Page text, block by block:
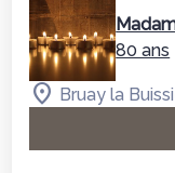
80 ans
Bruay la